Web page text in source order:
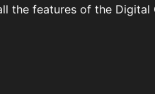
the features of the Digital